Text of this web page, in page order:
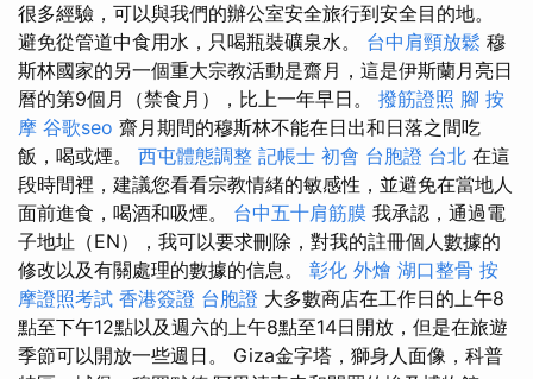
很多經驗，可以與我們的辦公室安全旅行到安全目的地。
避免從管道中食用水，只喝瓶裝礦泉水。 台中肩頸放鬆 穆
斯林國家的另一個重大宗教活動是齋月，這是伊斯蘭月亮日
曆的第9個月（禁食月），比上一年早日。 撥筋證照 腳 按
摩 谷歌seo 齋月期間的穆斯林不能在日出和日落之間吃
飯，喝或煙。 西屯體態調整 記帳士 初會 台胞證 台北 在這
段時間裡，建議您看看宗教情緒的敏感性，並避免在當地人
面前進食，喝酒和吸煙。 台中五十肩筋膜 我承認，通過電
子地址（EN），我可以要求刪除，對我的註冊個人數據的
修改以及有關處理的數據的信息。 彰化 外燴 湖口整骨 按
摩證照考試 香港簽證 台胞證 大多數商店在工作日的上午8
點至下午12點以及週六的上午8點至14日開放，但是在旅遊
季節可以開放一些週日。 Giza金字塔，獅身人面像，科普